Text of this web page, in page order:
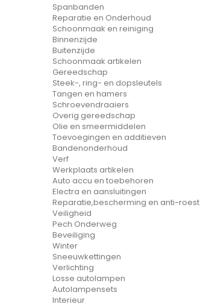
Spanbanden
Reparatie en Onderhoud
Schoonmaak en reiniging
Binnenzijde
Buitenzijde
Schoonmaak artikelen
Gereedschap
Steek-, ring- en dopsleutels
Tangen en hamers
Schroevendraaiers
Overig gereedschap
Olie en smeermiddelen
Toevoegingen en additieven
Bandenonderhoud
Verf
Werkplaats artikelen
Auto accu en toebehoren
Electra en aansluitingen
Reparatie,bescherming en anti-roest
Veiligheid
Pech Onderweg
Beveiliging
Winter
Sneeuwkettingen
Verlichting
Losse autolampen
Autolampensets
Interieur